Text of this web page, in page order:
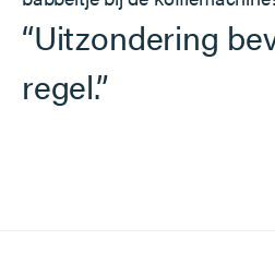
“Uitzondering
regel.”